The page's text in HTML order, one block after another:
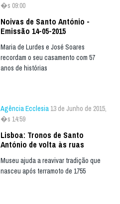
�s 09:00
Noivas de Santo António -
Emissão 14-05-2015
Maria de Lurdes e José Soares
recordam o seu casamento com 57
anos de histórias
Agência Ecclesia 13 de Junho de 2015,
�s 14:59
Lisboa: Tronos de Santo
António de volta às ruas
Museu ajuda a reavivar tradição que
nasceu após terramoto de 1755